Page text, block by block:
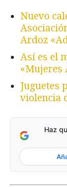
Nuevo
Ardoz
Así es el
«Mujeres
Juguetes
violencia
Haz